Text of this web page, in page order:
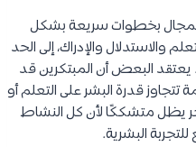
بخطوات سريعة بشكل
والإدراك، إلى الحد
البعض أن المبتكرين قد
تتجاوز قدرة البشر على التعلم أو
يظل متشككًا لأن كل النشاط
البشرية.